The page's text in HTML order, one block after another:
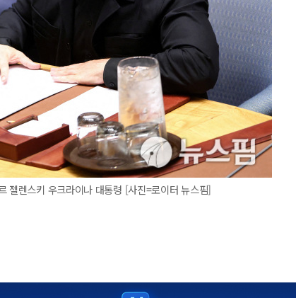
젤렌스키 우크라이나 대통령 [사진=로이터 뉴스핌]